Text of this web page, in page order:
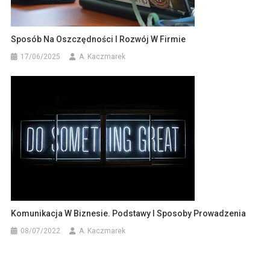
Sposób Na Oszczędności I Rozwój W Firmie
17/06/2025 A. Kaczmarek
Komunikacja W Biznesie. Podstawy I Sposoby Prowadzenia
08/07/2022 A. Kaczmarek